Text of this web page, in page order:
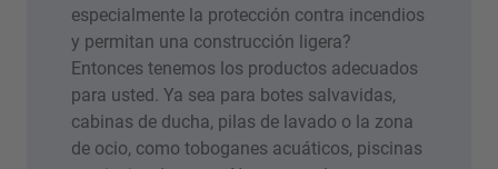
especialmente la protección contra incendios
y permitan una construcción ligera?
Entonces tenemos los productos adecuados
para usted. Ya sea para botes salvavidas,
cabinas de ducha, pilas de lavado o la zona
de ocio, como toboganes acuáticos, piscinas